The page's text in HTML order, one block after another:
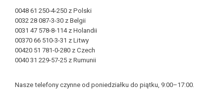
0048 61 250-4-250 z Polski
0032 28 087-3-30 z Belgii
0031 47 578-8-114 z Holandii
00370 66 510-3-31 z Litwy
00420 51 781-0-280 z Czech
0040 31 229-57-25 z Rumunii
Nasze telefony czynne od poniedziałku do piątku, 9:00–17:00.